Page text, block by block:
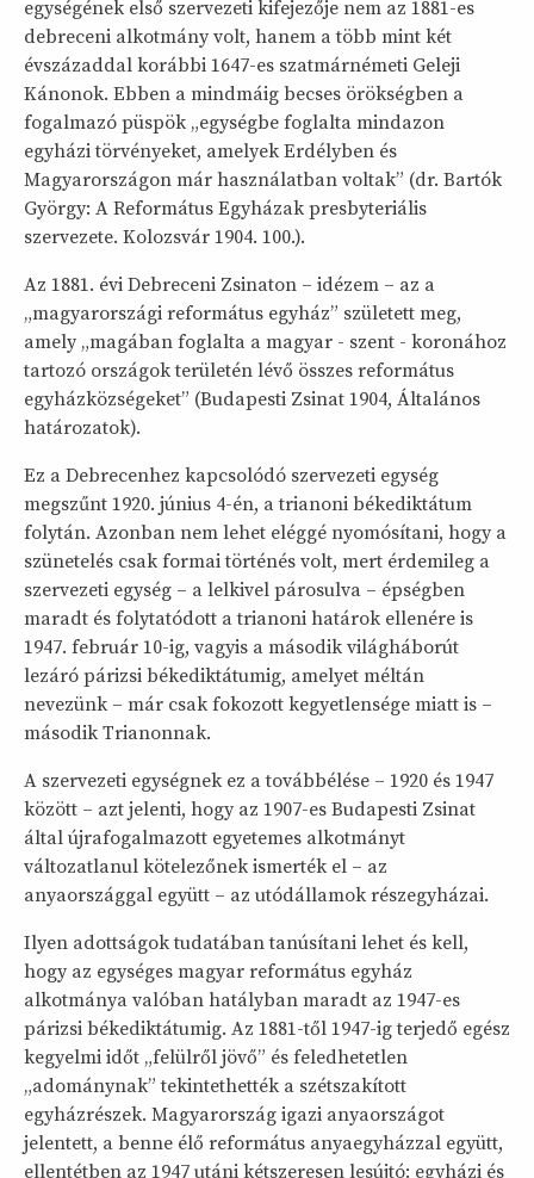
egységének első szervezeti kifejezője nem az 1881-es
debreceni alkotmány volt, hanem a több mint két
évszázaddal korábbi 1647-es szatmárnémeti Geleji
Kánonok. Ebben a mindmáig becses örökségben a
fogalmazó püspök „egységbe foglalta mindazon
egyházi törvényeket, amelyek Erdélyben és
Magyarországon már használatban voltak” (dr. Bartók
György: A Református Egyházak presbyteriális
szervezete. Kolozsvár 1904. 100.).
Az 1881. évi Debreceni Zsinaton – idézem – az a
„magyarországi református egyház” született meg,
amely „magában foglalta a magyar - szent - koronához
tartozó országok területén lévő összes református
egyházközségeket” (Budapesti Zsinat 1904, Általános
határozatok).
Ez a Debrecenhez kapcsolódó szervezeti egység
megszűnt 1920. június 4-én, a trianoni békediktátum
folytán. Azonban nem lehet eléggé nyomósítani, hogy a
szünetelés csak formai történés volt, mert érdemileg a
szervezeti egység – a lelkivel párosulva – épségben
maradt és folytatódott a trianoni határok ellenére is
1947. február 10-ig, vagyis a második világháborút
lezáró párizsi békediktátumig, amelyet méltán
nevezünk – már csak fokozott kegyetlensége miatt is –
második Trianonnak.
A szervezeti egységnek ez a továbbélése – 1920 és 1947
között – azt jelenti, hogy az 1907-es Budapesti Zsinat
által újrafogalmazott egyetemes alkotmányt
változatlanul kötelezőnek ismerték el – az
anyaországgal együtt – az utódállamok részegyházai.
Ilyen adottságok tudatában tanúsítani lehet és kell,
hogy az egységes magyar református egyház
alkotmánya valóban hatályban maradt az 1947-es
párizsi békediktátumig. Az 1881-től 1947-ig terjedő egész
kegyelmi időt „felülről jövő” és feledhetetlen
„adománynak” tekintethették a szétszakított
egyházrészek. Magyarország igazi anyaországot
jelentett, a benne élő református anyaegyházzal együtt,
ellentétben az 1947 utáni kétszeresen lesújtó: egyházi és